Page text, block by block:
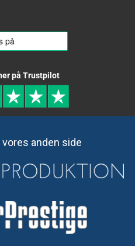
på Trustpilot
anden side